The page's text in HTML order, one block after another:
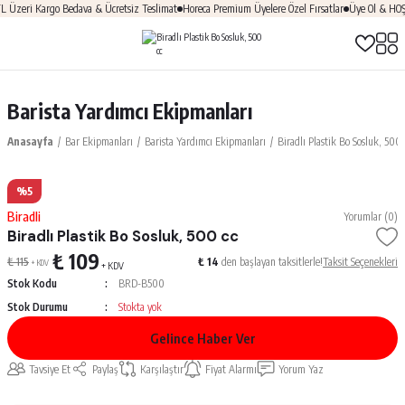
Kargo Bedava & Ücretsiz Teslimat Horeca Premium Üyelere Özel Fırsatlar Üye Ol &
Barista Yardımcı Ekipmanları
Anasayfa Bar Ekipmanları Barista Yardımcı Ekipmanları Biradlı Plastik Bo Sosluk, 500
%5
Biradli Yorumlar (0)
Biradlı Plastik Bo Sosluk, 500 cc
₺ 115 + KDV ₺ 109 + KDV ₺ 14 den başlayan taksitlerle!Taksit Seçenekleri
Stok Kodu
BRD-B500
Stok Durumu
Stokta yok
Gelince Haber Ver
Tavsiye Et Paylaş Karşılaştır Fiyat Alarmı Yorum Yaz